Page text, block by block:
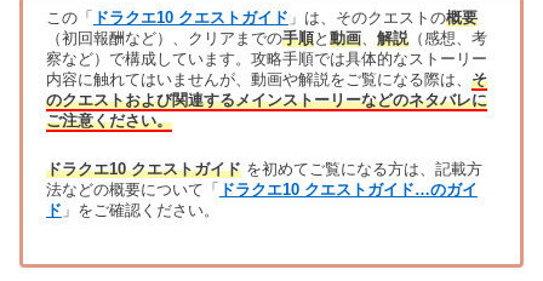
この「 ドラクエ10 クエストガイド 」は、そのクエストの概要
（初回報酬など）、クリアまでの手順と 動画、 解説（感想、考
察など）で構成しています。攻略手順では具体的なストーリー
内容に触れてはいませんが、動画や解説をご覧になる際は、 そ
のクエストおよび関連するメインストーリーなどのネタバレに
ご注意ください。
ドラクエ10 クエストガイドを初めてご覧になる方は、記載方
法などの概要について「
ドラクエ10 クエストガイド…のガイ
ド 」をご確認ください。